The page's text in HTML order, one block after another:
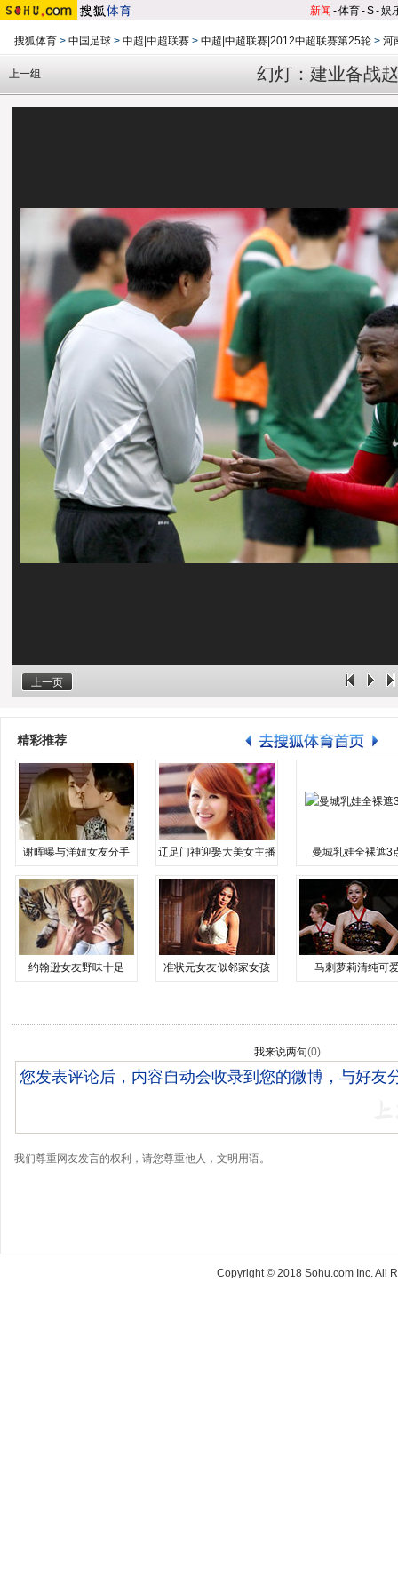
新闻 -体育-S-娱
搜狐体育 > 中国足球 > 中超|中超联赛 > 中超|中超联赛|2012中超联赛第25轮 > 河
幻灯：建业备战
上一组
上一页
精彩推荐
谢晖曝与洋妞女友分手 辽足门神迎娶大美女主播 曼城乳娃全裸遮3
约翰逊女友野味十足 准状元女友似邻家女孩 马刺萝莉清纯可
我来说两句(0)
我们尊重网友发言的权利，请您尊重他人，文明用语。
Copyright © 2018 Sohu.com Inc. All